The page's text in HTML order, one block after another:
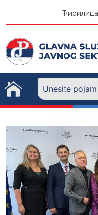
Ћирилица